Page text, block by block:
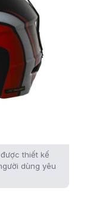
được thiết kế
dùng yêu